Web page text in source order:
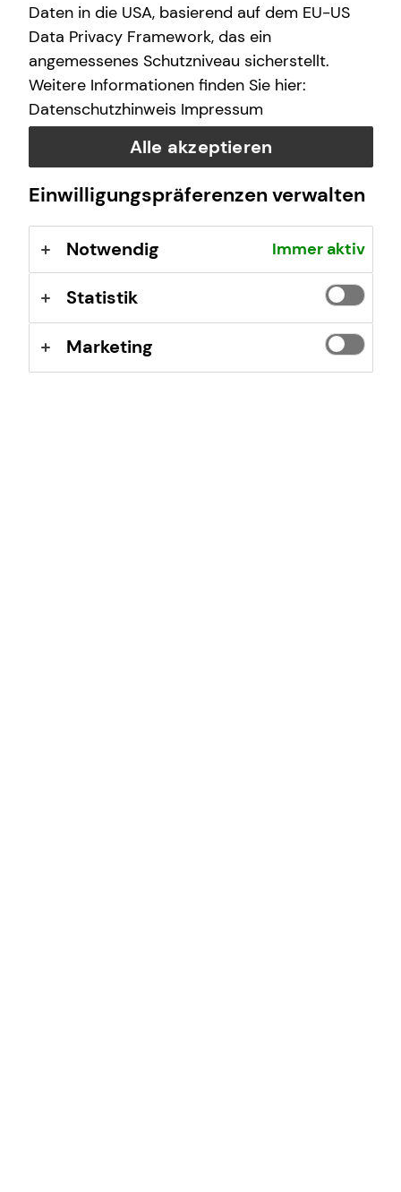
(GewO), §§ 59 – 68 Gesetz über den
Versicherungsvertrag (VVG), Verordnung über die
Versicherungsvermittlung und -beratung (VersVermV),
abrufbar unterwww.gesetze-im-internet.de
Erlaubnis nach § 34f GewO ​
Aufsichtsbehörde:
IHK zu Lübeck
Fackenburger Allee 2
23554 Lübeck
Berufsbezeichnung: Finanzanlagenvermittler nach § 34f
Abs. 1 Satz 1 Nr. 1 GewO Bundesrepublik Deutschland
Daten in die USA, basierend auf dem EU-US
Data Privacy Framework, das ein
angemessenes Schutzniveau sicherstellt.
Weitere Informationen finden Sie hier:
Datenschutzhinweis Impressum
Alle akzeptieren
Einwilligungspräferenzen verwalten
Notwendig Immer aktiv
Statistik
Marketing